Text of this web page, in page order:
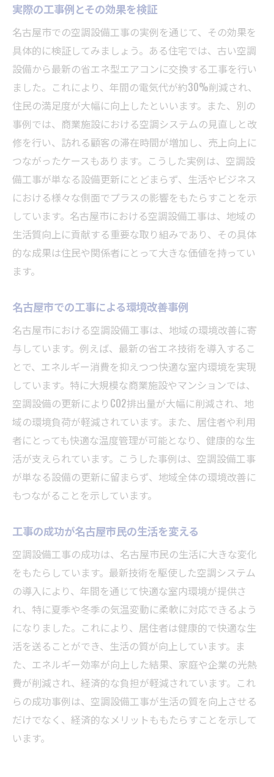
実際の工事例とその効果を検証
名古屋市での空調設備工事の実例を通じて、その効果を
具体的に検証してみましょう。ある住宅では、古い空調
設備から最新の省エネ型エアコンに交換する工事を行い
ました。これにより、年間の電気代が約30%削減され、
住民の満足度が大幅に向上したといいます。また、別の
事例では、商業施設における空調システムの見直しと改
修を行い、訪れる顧客の滞在時間が増加し、売上向上に
つながったケースもあります。こうした実例は、空調設
備工事が単なる設備更新にとどまらず、生活やビジネス
における様々な側面でプラスの影響をもたらすことを示
しています。名古屋市における空調設備工事は、地域の
生活質向上に貢献する重要な取り組みであり、その具体
的な成果は住民や関係者にとって大きな価値を持ってい
ます。
名古屋市での工事による環境改善事例
名古屋市における空調設備工事は、地域の環境改善に寄
与しています。例えば、最新の省エネ技術を導入するこ
とで、エネルギー消費を抑えつつ快適な室内環境を実現
しています。特に大規模な商業施設やマンションでは、
空調設備の更新によりCO2排出量が大幅に削減され、地
域の環境負荷が軽減されています。また、居住者や利用
者にとっても快適な温度管理が可能となり、健康的な生
活が支えられています。こうした事例は、空調設備工事
が単なる設備の更新に留まらず、地域全体の環境改善に
もつながることを示しています。
工事の成功が名古屋市民の生活を変える
空調設備工事の成功は、名古屋市民の生活に大きな変化
をもたらしています。最新技術を駆使した空調システム
の導入により、年間を通じて快適な室内環境が提供さ
れ、特に夏季や冬季の気温変動に柔軟に対応できるよう
になりました。これにより、居住者は健康的で快適な生
活を送ることができ、生活の質が向上しています。ま
た、エネルギー効率が向上した結果、家庭や企業の光熱
費が削減され、経済的な負担が軽減されています。これ
らの成功事例は、空調設備工事が生活の質を向上させる
だけでなく、経済的なメリットももたらすことを示して
います。